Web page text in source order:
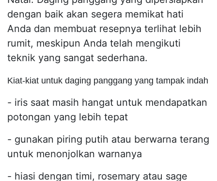
dengan baik akan segera memikat hati
Anda dan membuat resepnya terlihat lebih
rumit, meskipun Anda telah mengikuti
teknik yang sangat sederhana.
Kiat-kiat untuk daging panggang yang tampak indah
- iris saat masih hangat untuk mendapatkan
potongan yang lebih tepat
- gunakan piring putih atau berwarna terang
untuk menonjolkan warnanya
- hiasi dengan timi, rosemary atau sage